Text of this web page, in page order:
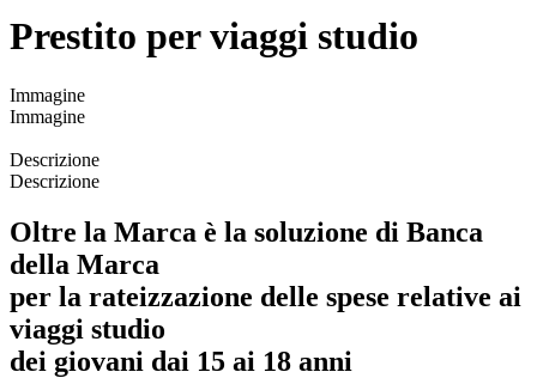
Prestito per viaggi studio
Immagine
Immagine
Descrizione
Descrizione
Oltre la Marca è la soluzione di Banca
della Marca
per la rateizzazione delle spese relative ai
viaggi studio
dei giovani dai 15 ai 18 anni